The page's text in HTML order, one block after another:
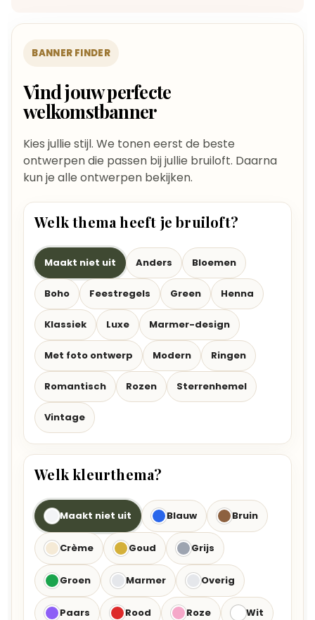
BANNER FINDER
Vind jouw perfecte
welkomstbanner
Kies jullie stijl. We tonen eerst de beste
ontwerpen die passen bij jullie bruiloft. Daarna
kun je alle ontwerpen bekijken.
Welk thema heeft je bruiloft?
Maakt niet uit Anders Bloemen
Boho Feestregels Green Henna
Klassiek Luxe Marmer-design
Met foto ontwerp Modern Ringen
Romantisch Rozen Sterrenhemel
Vintage
Welk kleurthema?
Maakt niet uit Blauw Bruin
Crème Goud Grijs
Groen Marmer Overig
Paars Rood Roze Wit